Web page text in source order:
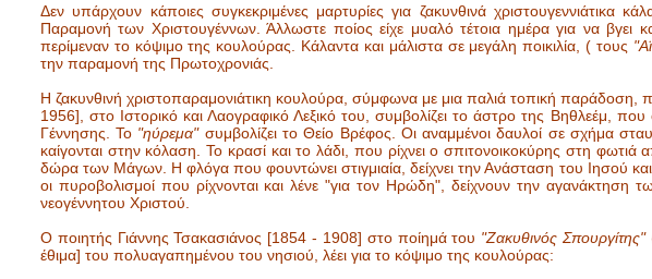
Δεν υπάρχουν κάποιες συγκεκριμένες μαρτυρίες για ζακυνθινά χριστουγεννιάτικα
Παραμονή των Χριστουγέννων. Άλλωστε ποίος είχε μυαλό τέτοια ημέρα για να βγει
περίμεναν το κόψιμο της κουλούρας. Κάλαντα και μάλιστα σε μεγάλη ποικιλία, ( τους
την παραμονή της Πρωτοχρονιάς.
Η ζακυνθινή χριστοπαραμονιάτικη κουλούρα, σύμφωνα με μια παλιά τοπική
1956], στο Ιστορικό και Λαογραφικό Λεξικό του, συμβολίζει το άστρο της Βηθλεέμ,
Γέννησης. Το "ηύρεμα"συμβολίζει το Θείο Βρέφος. Οι αναμμένοι δαυλοί σε σχήμα
καίγονται στην κόλαση. Το κρασί και το λάδι, που ρίχνει ο σπιτονοικοκύρης στη
δώρα των Μάγων. Η φλόγα που φουντώνει στιγμιαία, δείχνει την Ανάσταση του Ιησού
οι πυροβολισμοί που ρίχνονται και λένε "για τον Ηρώδη", δείχνουν την αγανάκτηση
νεογέννητου Χριστού.
Ο ποιητής Γιάννης Τσακασιάνος [1854 - 1908] στο ποίημά του "Ζακυθινός Σπουργίτης"
έθιμα] του πολυαγαπημένου του νησιού, λέει για το κόψιμο της κουλούρας: